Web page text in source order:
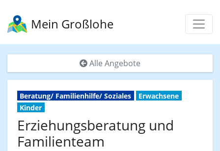
Mein Großlohe
Alle Angebote
Beratung/ Familienhilfe/ Soziales
Erwachsene
Kinder
Erziehungsberatung und
Familienteam